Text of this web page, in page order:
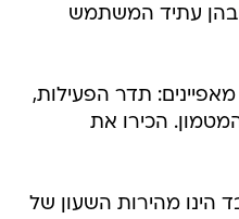
בהן עתיד המשתמש
תדר הפעילות,
הכירו את
הינו מהירות השעון של